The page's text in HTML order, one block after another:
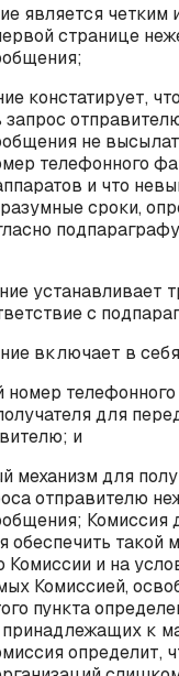
является четким
странице
констатирует,
не
телефонного
и что
сроки,
устанавливает
с
включает в
номер
для
и
механизм для
отправителю
Комиссия
обеспечить такой
и на
Комиссией,
пункта
принадлежащих к
определит,